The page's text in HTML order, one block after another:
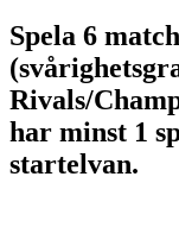
Spela 6
Rivals/
har minst 1
startelvan.